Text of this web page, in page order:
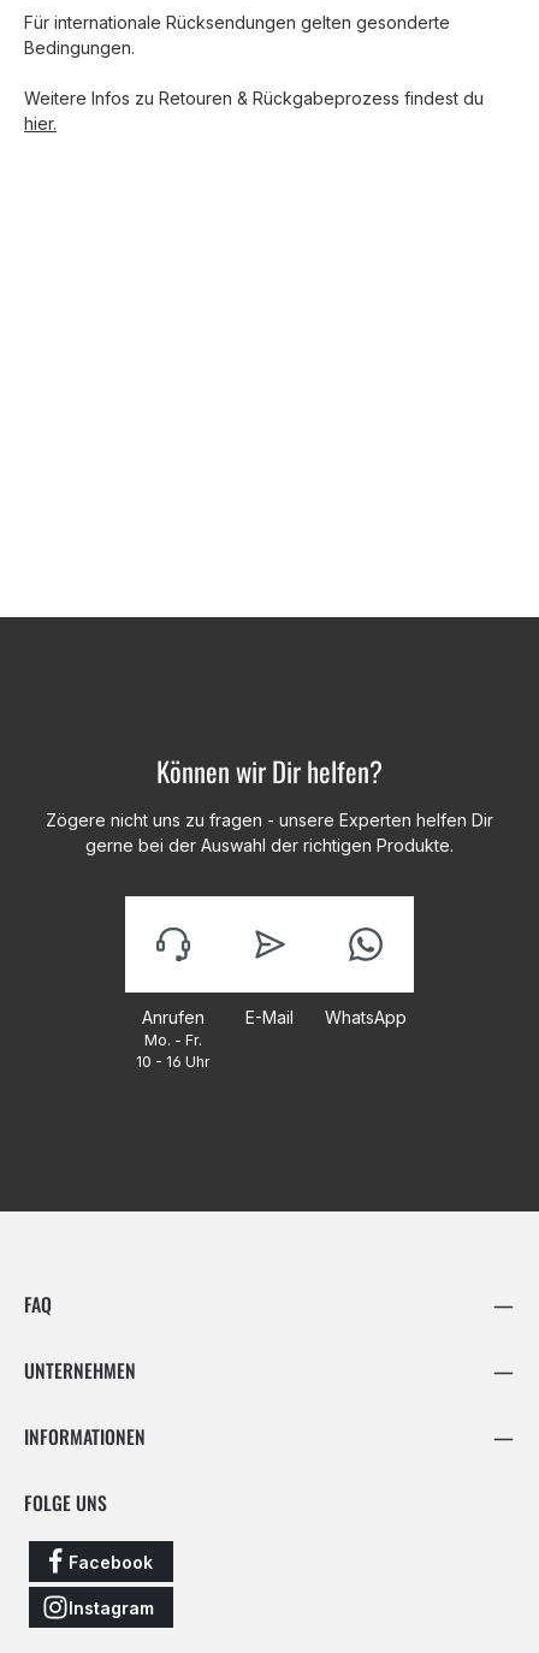
Für internationale Rücksendungen gelten gesonderte
Bedingungen.
Weitere Infos zu Retouren & Rückgabeprozess findest du
hier.
Können wir Dir helfen?
Zögere nicht uns zu fragen - unsere Experten helfen Dir
gerne bei der Auswahl der richtigen Produkte.
Anrufen
Mo. - Fr.
10 - 16 Uhr
E-Mail WhatsApp
FAQ
UNTERNEHMEN
INFORMATIONEN
FOLGE UNS
Facebook
Instagram